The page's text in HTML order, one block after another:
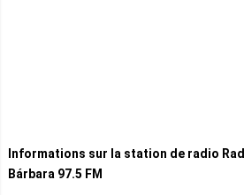
Informations sur la station de radio
Bárbara 97.5 FM